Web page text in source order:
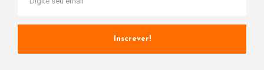
Inscrever!